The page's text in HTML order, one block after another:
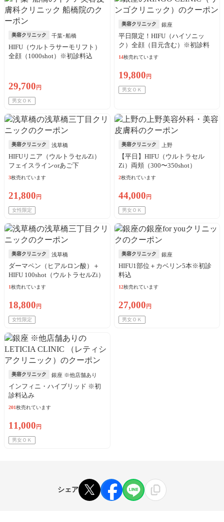
美容クリニック 千葉･船橋
HIFU（ウルトラサーモリフト）
全顔（1000shot）※初診料込
29,700 円
男女ＯＫ
美容クリニック 銀座
平日限定！HIFU（ハイソニッ
ク）全顔（目元含む）※初診料
込
14枚売れています
19,800 円
男女ＯＫ
美容クリニック 浅草橋
HIFUリニア（ウルトラセルZi）
フェイスラインorあご下
（200shot）※初診料込
3枚売れています
21,800 円
女性限定
美容クリニック 上野
【平日】HIFU（ウルトラセル
Zi）両頬（300〜350shot）
2枚売れています
44,000 円
男女ＯＫ
美容クリニック 浅草橋
ダーマペン（ヒアルロン酸）＋
HIFU 100shot（ウルトラセルZi）
全顔※初診料込
1枚売れています
18,800 円
女性限定
美容クリニック 銀座
HIFU1部位＋カベリン5本※初診
料込
12枚売れています
27,000 円
男女ＯＫ
美容クリニック 銀座 ※他店舗あり
インフィニ・ハイブリッド ※初
診料込み
201枚売れています
11,000 円
男女ＯＫ
シェア